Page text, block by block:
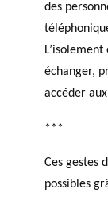
des
échanger,
accéder
***
Ces gestes
possibles